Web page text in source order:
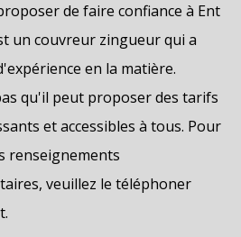
de faire confiance à Ent
un couvreur zingueur qui a
en la matière.
qu'il peut proposer des tarifs
et accessibles à tous. Pour
renseignements
veuillez le téléphoner